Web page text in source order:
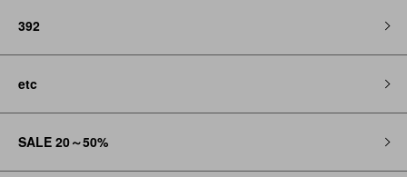
392
etc
SALE 20～50%